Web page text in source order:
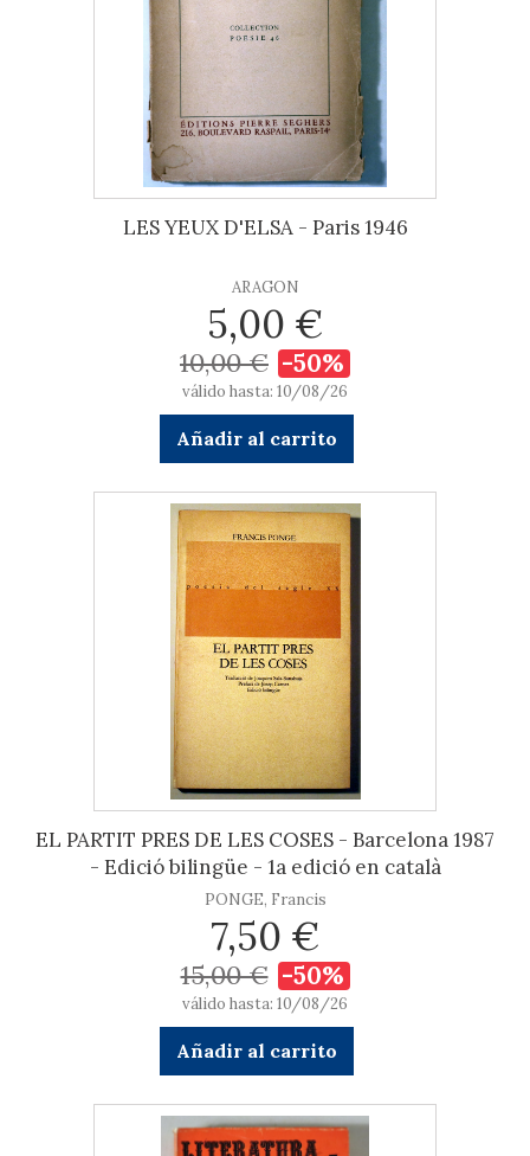
LES YEUX D'ELSA - Paris 1946
ARAGON
5,00 €
10,00 € -50%
válido hasta: 10/08/26
Añadir al carrito
EL PARTIT PRES DE LES COSES - Barcelona 1987
- Edició bilingüe - 1a edició en català
PONGE, Francis
7,50 €
15,00 € -50%
válido hasta: 10/08/26
Añadir al carrito